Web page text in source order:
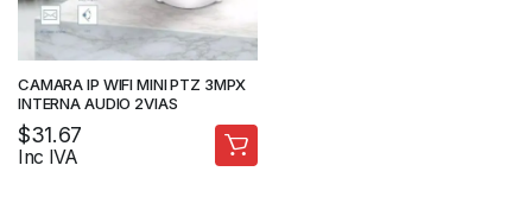
CAMARA IP WIFI MINI PTZ 3MPX
INTERNA AUDIO 2VIAS
$31.67
Inc IVA